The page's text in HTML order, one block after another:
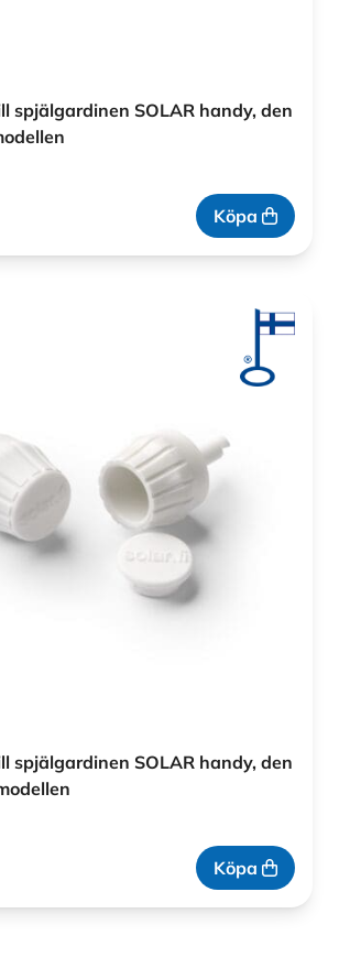
spjälgardinen SOLAR handy, den
Köpa
spjälgardinen SOLAR handy, den
Köpa